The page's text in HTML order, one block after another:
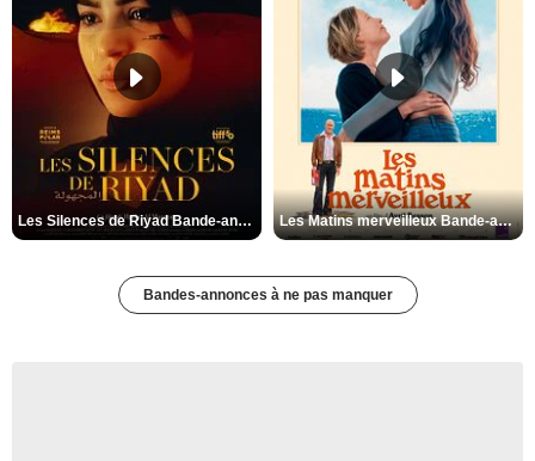
Les Silences de Riyad Bande-annonce VO STFR Les Matins merveilleux Bande-annonce VF
Bandes-annonces à ne pas manquer